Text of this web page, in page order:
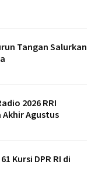
Tangan Salurkan
2026 RRI
Agustus
Kursi DPR RI di